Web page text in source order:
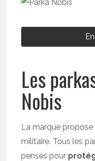
Les
Nobis
La marque propose
militaire. Tous les
pensés pour